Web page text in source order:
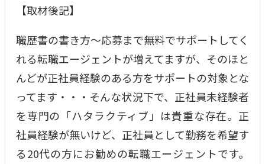
【取材後記】
職歴書の書き方〜応募まで無料でサポートしてく
れる転職エージェントが増えてますが、そのほと
んどが正社員経験のある方をサポートの対象とな
ってます・・・そんな状況下で、正社員未経験者
を専門の「ハタラクティブ」は貴重な存在。正
社員経験が無いけど、正社員として勤務を希望す
る20代の方にお勧めの転職エージェントです。